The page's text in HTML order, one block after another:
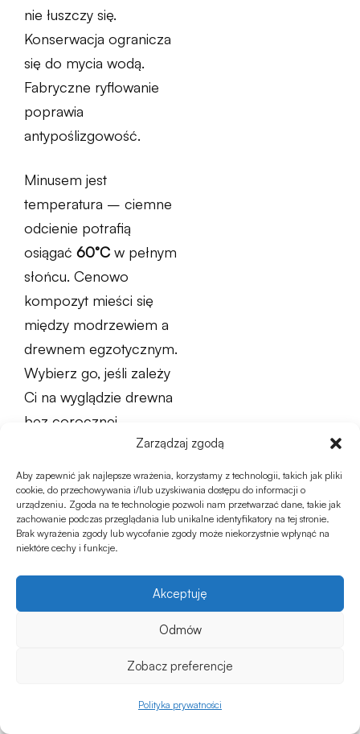
Zarządzaj zgodą
Aby zapewnić jak najlepsze wrażenia, korzystamy z technologii, takich jak pliki
cookie, do przechowywania i/lub uzyskiwania dostępu do informacji o
urządzeniu. Zgoda na te technologie pozwoli nam przetwarzać dane, takie jak
zachowanie podczas przeglądania lub unikalne identyfikatory na tej stronie.
Brak wyrażenia zgody lub wycofanie zgody może niekorzystnie wpłynąć na
niektóre cechy i funkcje.
Akceptuję
Odmów
Zobacz preferencje
Polityka prywatności
nie łuszczy się.
Konserwacja ogranicza
się do mycia wodą.
Fabryczne ryflowanie
poprawia
antypoślizgowość.
Minusem jest
temperatura – ciemne
odcienie potrafią
osiągać 60°C w pełnym
słońcu. Cenowo
kompozyt mieści się
między modrzewiem a
drewnem egzotycznym.
Wybierz go, jeśli zależy
Ci na wyglądzie drewna
bez corocznej
Thermo drewno
również jako drewno